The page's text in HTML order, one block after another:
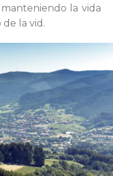
la vida
la vid.